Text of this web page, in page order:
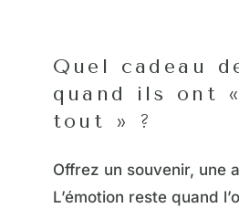
Quel cadeau
quand ils ont
tout » ?
Offrez un souvenir, une
L’émotion reste quand